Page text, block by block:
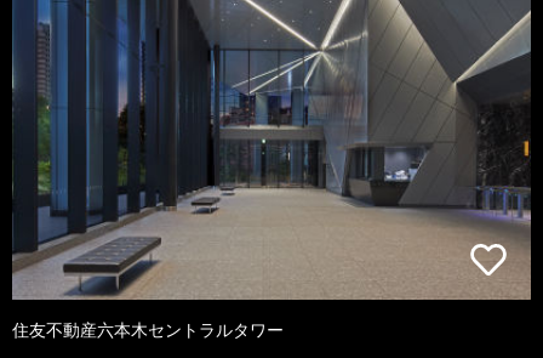
住友不動産六本木セントラルタワー